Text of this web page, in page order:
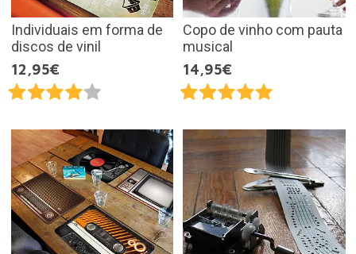
Individuais em forma de
discos de vinil
12,95€
Copo de vinho com pauta
musical
14,95€